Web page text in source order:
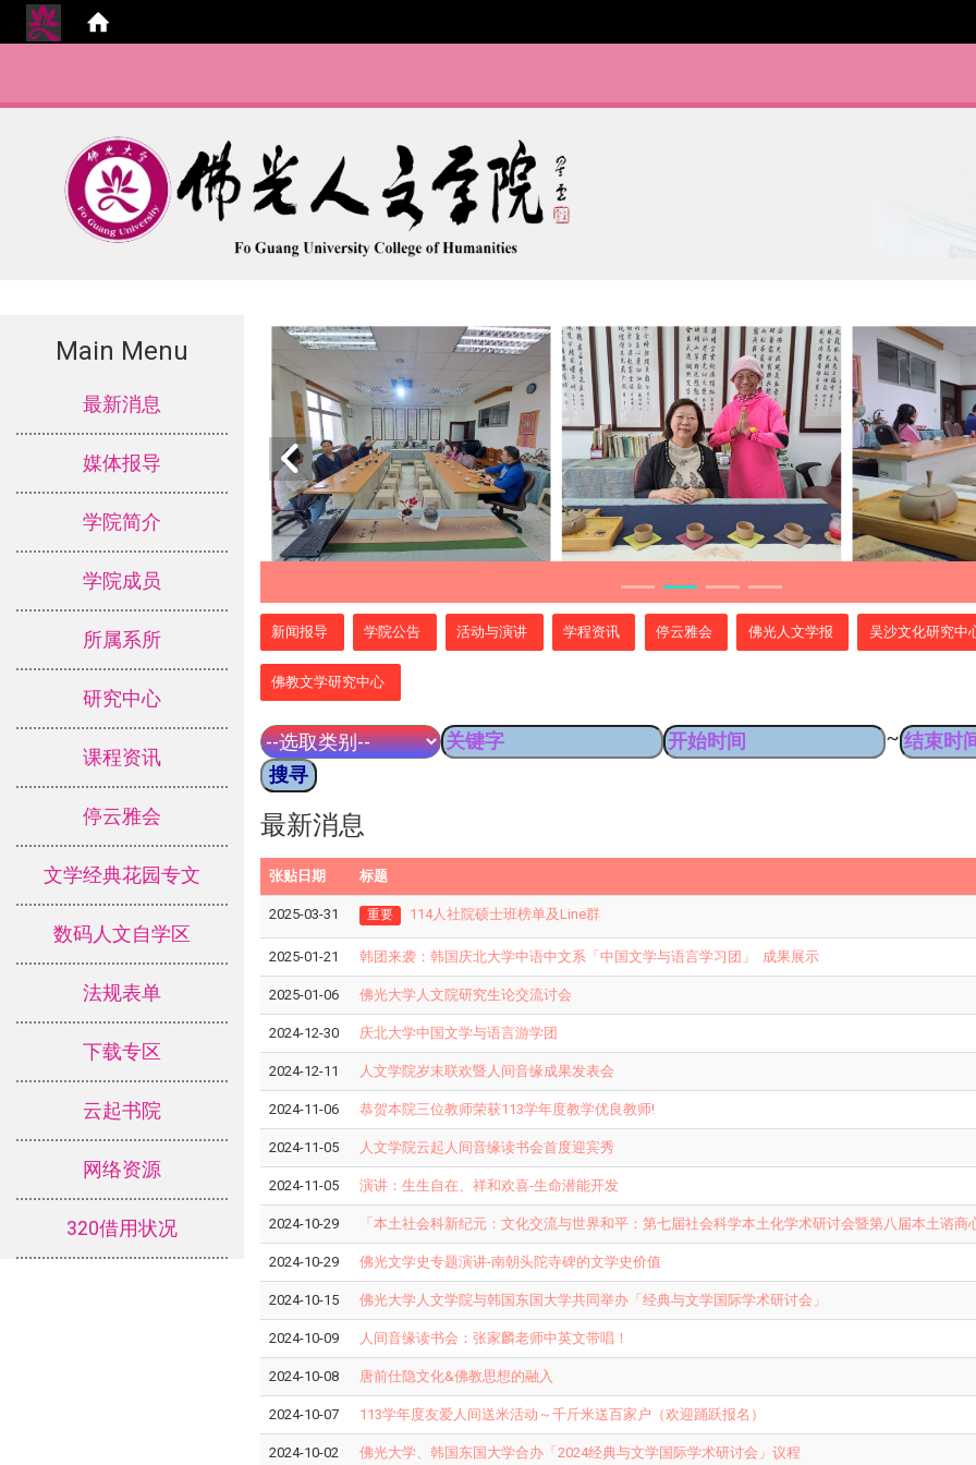
Main Menu
最新消息
媒体报导
学院简介
学院成员
所属系所
研究中心
课程资讯
停云雅会
文学经典花园专文
数码人文自学区
法规表单
下载专区
云起书院
网络资源
320借用状况
新闻报导 学院公告 活动与演讲 学程资讯 停云雅会 佛光人文学报 吴沙文化研究中
佛教文学研究中心
~
最新消息
张贴日期 标题
2025-03-31 重要 114人社院硕士班榜单及Line群
2025-01-21 韩团来袭：韩国庆北大学中语中文系「中国文学与语言学习团」 成果展示
2025-01-06 佛光大学人文院研究生论交流讨会
2024-12-30 庆北大学中国文学与语言游学团
2024-12-11 人文学院岁末联欢暨人间音缘成果发表会
2024-11-06 恭贺本院三位教师荣获113学年度教学优良教师!
2024-11-05 人文学院云起人间音缘读书会首度迎宾秀
2024-11-05 演讲：生生自在、祥和欢喜-生命潜能开发
2024-10-29 「本土社会科新纪元：文化交流与世界和平：第七届社会科学本土化学术研讨会暨第八届本土谘商
2024-10-29 佛光文学史专题演讲-南朝头陀寺碑的文学史价值
2024-10-15 佛光大学人文学院与韩国东国大学共同举办「经典与文学国际学术研讨会」
2024-10-09 人间音缘读书会：张家麟老师中英文带唱！
2024-10-08 唐前仕隐文化&佛教思想的融入
2024-10-07 113学年度友爱人间送米活动～千斤米送百家户（欢迎踊跃报名）
2024-10-02 佛光大学、韩国东国大学合办「2024经典与文学国际学术研讨会」议程